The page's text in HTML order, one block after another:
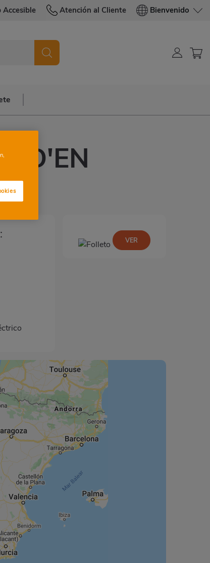
Accesible Atención al Cliente Bienvenido
D'EN
VER